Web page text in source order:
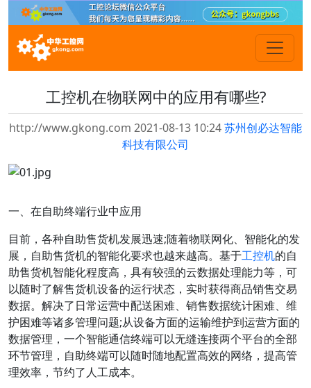
工控机在物联网中的应用有哪些?
http://www.gkong.com 2021-08-13 10:24苏州创必达智能
科技有限公司
一、在自助终端行业中应用
目前，各种自助售货机发展迅速;随着物联网化、智能化的发
展，自助售货机的智能化要求也越来越高。基于工控机的自
助售货机智能化程度高，具有较强的云数据处理能力等，可
以随时了解售货机设备的运行状态，实时获得商品销售交易
数据。解决了日常运营中配送困难、销售数据统计困难、维
护困难等诸多管理问题;从设备方面的运输维护到运营方面的
数据管理，一个智能通信终端可以无缝连接两个平台的全部
环节管理，自助终端可以随时随地配置高效的网络，提高管
理效率，节约了人工成本。